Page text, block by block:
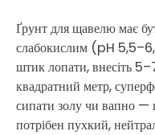
Ґрунт для щавелю має
слабокислим (pH
штик лопати, внесіть
квадратний метр,
сипати золу чи вапно —
потрібен пухкий,